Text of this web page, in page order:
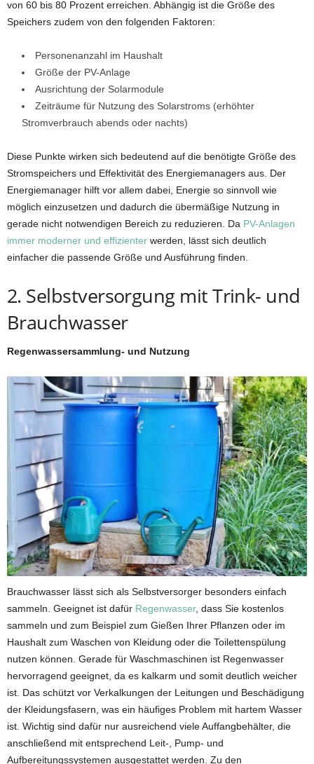
von 60 bis 80 Prozent erreichen. Abhängig ist die Größe des
Speichers zudem von den folgenden Faktoren:
Personenanzahl im Haushalt
Größe der PV-Anlage
Ausrichtung der Solarmodule
Zeiträume für Nutzung des Solarstroms (erhöhter
Stromverbrauch abends oder nachts)
Diese Punkte wirken sich bedeutend auf die benötigte Größe des
Stromspeichers und Effektivität des Energiemanagers aus. Der
Energiemanager hilft vor allem dabei, Energie so sinnvoll wie
möglich einzusetzen und dadurch die übermäßige Nutzung in
gerade nicht notwendigen Bereich zu reduzieren. Da PV-Anlagen
immer moderner und effizienter werden, lässt sich deutlich
einfacher die passende Größe und Ausführung finden.
2. Selbstversorgung mit Trink- und
Brauchwasser
Regenwassersammlung- und Nutzung
Brauchwasser lässt sich als Selbstversorger besonders einfach
sammeln. Geeignet ist dafür Regenwasser, dass Sie kostenlos
sammeln und zum Beispiel zum Gießen Ihrer Pflanzen oder im
Haushalt zum Waschen von Kleidung oder die Toilettenspülung
nutzen können. Gerade für Waschmaschinen ist Regenwasser
hervorragend geeignet, da es kalkarm und somit deutlich weicher
ist. Das schützt vor Verkalkungen der Leitungen und Beschädigung
der Kleidungsfasern, was ein häufiges Problem mit hartem Wasser
ist. Wichtig sind dafür nur ausreichend viele Auffangbehälter, die
anschließend mit entsprechend Leit-, Pump- und
Aufbereitungssystemen ausgestattet werden. Zu den